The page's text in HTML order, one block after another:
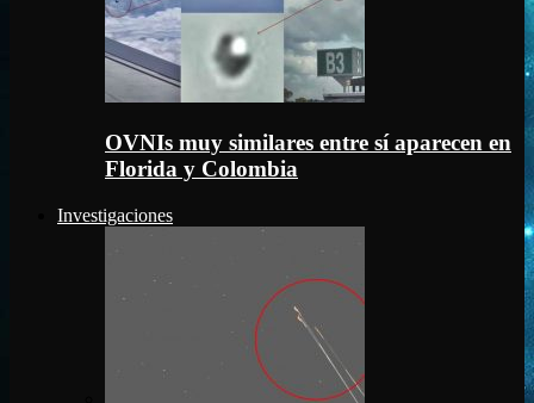
OVNIs muy similares entre sí aparecen en
Florida y Colombia
Investigaciones